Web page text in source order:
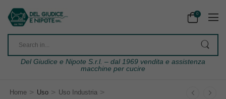
0
Del Giudice e Nipote S.r.l. – dal 1969 vendita e assistenza
macchine per cucire
Home > Uso > Uso Industria >